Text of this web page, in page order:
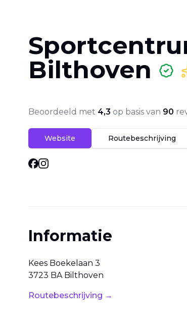
Bilthoven
Beoordeeld met 4,3 op basis van 90
Website Routebeschrijving
Informatie
Kees Boekelaan 3
3723 BA Bilthoven
Routebeschrijving →